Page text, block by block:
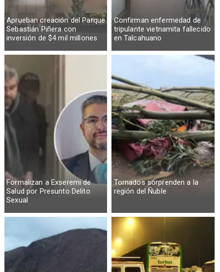
Aprueban creación del Parque
Sebastián Piñera con
inversión de $4 mil millones
Confirman enfermedad de
tripulante vietnamita fallecido
en Talcahuano
Formalizan a Exseremi de
Salud por Presunto Delito
Sexual
Tornados sorprenden a la
región del Ñuble